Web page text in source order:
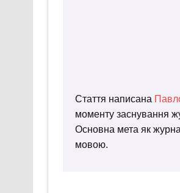
Стаття написана
моменту заснування
Основна мета як
мовою.